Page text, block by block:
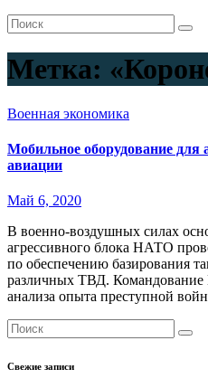
Метка:
Военная экономика
Мобильное оборудование для
авиации
Май 6, 2020
В военно-воздушных силах
агрессивного блока НАТО
по обеспечению базирования
различных ТВД.
анализа опыта преступной
Свежие записи